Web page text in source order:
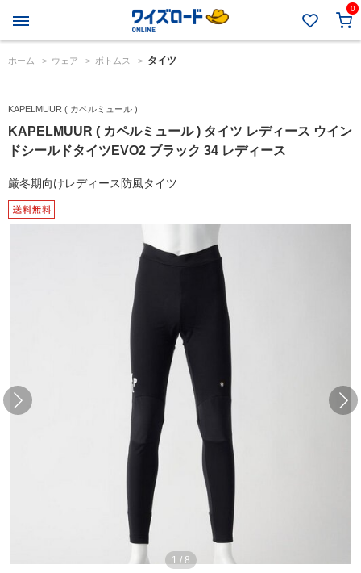
0
ホーム > ウェア > ボトムス > タイツ
KAPELMUUR ( カペルミュール )
KAPELMUUR ( カペルミュール ) タイツ レディース ウイン
ドシールドタイツEVO2 ブラック 34 レディース
厳冬期向けレディース防風タイツ
1 / 8